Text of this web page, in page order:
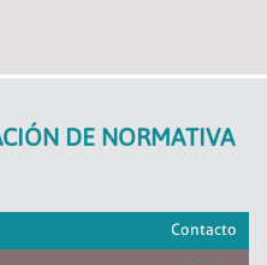
DE NORMATIVA
Contacto